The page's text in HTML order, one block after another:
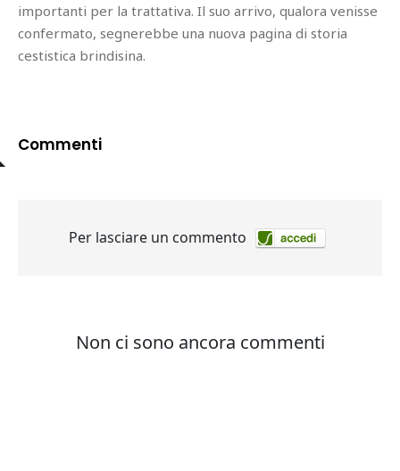
importanti per la trattativa. Il suo arrivo, qualora venisse
confermato, segnerebbe una nuova pagina di storia
cestistica brindisina.
Commenti